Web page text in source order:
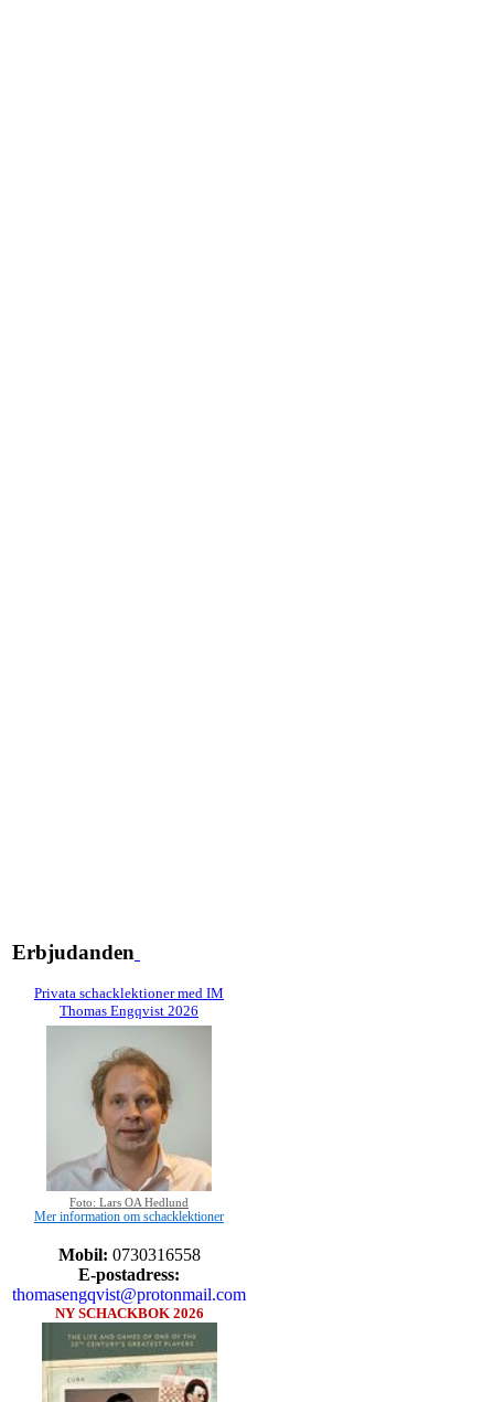
Erbjudanden
Privata schacklektioner med IM
Thomas Engqvist 2026
Foto: Lars OA Hedlund
Mer information om schacklektioner
Mobil: 0730316558
E-postadress:
thomasengqvist@protonmail.com
NY SCHACKBOK 2026